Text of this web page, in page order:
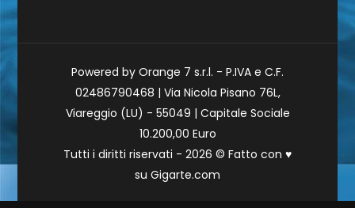
Powered by Orange 7 s.r.l. - P.IVA e C.F.
02486790468 | Via Nicola Pisano 76L,
Viareggio (LU) - 55049 | Capitale Sociale
10.200,00 Euro
Tutti i diritti riservati - 2026 © Fatto con ♥
su Gigarte.com